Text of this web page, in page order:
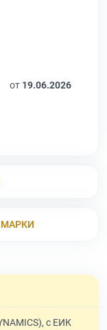
от 19.06.2026
с ЕИК